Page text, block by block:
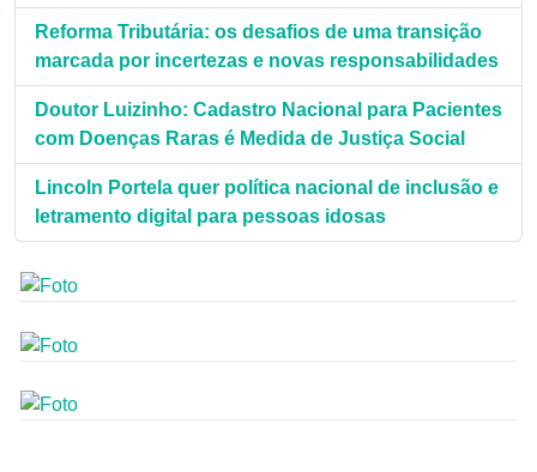
Reforma Tributária: os desafios de uma transição
marcada por incertezas e novas responsabilidades
Doutor Luizinho: Cadastro Nacional para Pacientes
com Doenças Raras é Medida de Justiça Social
Lincoln Portela quer política nacional de inclusão e
letramento digital para pessoas idosas